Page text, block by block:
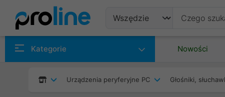
Kategorie Nowości
Urządzenia peryferyjne PC Głośniki,